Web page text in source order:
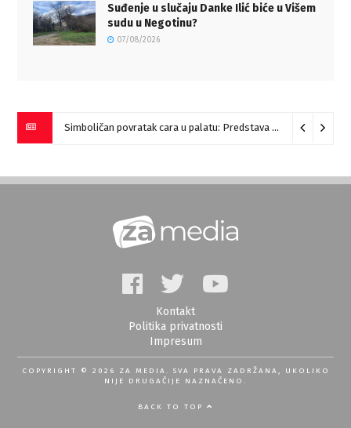
Suđenje u slučaju Danke Ilić biće u Višem
sudu u Negotinu?
07/08/2026
Prskanje komaraca u utorak i sredu 10/08/2026
Kontakt
Politika privatnosti
Impresum
COPYRIGHT © 2026 ZA MEDIA. SVA PRAVA ZADRŽANA, UKOLIKO
NIJE DRUGAČIJE NAZNAČENO.
BACK TO TOP